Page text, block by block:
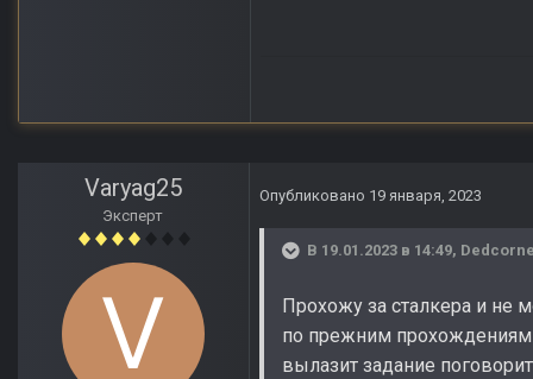
Varyag25
Эксперт
Опубликовано 19 января, 2023
В 19.01.2023 в 14:49,
Прохожу за сталкера и не
по прежним прохождениям
вылазит задание